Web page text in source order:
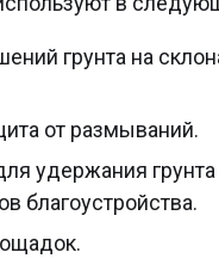
грунта на
от размываний.
удержания
благоустройства.